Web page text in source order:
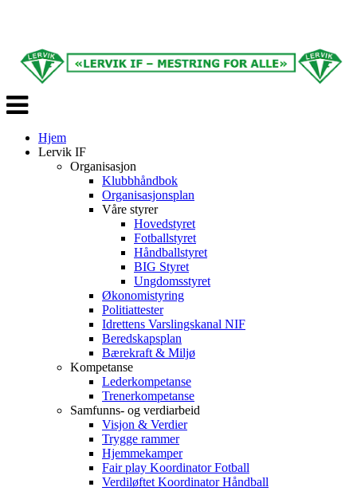
Veksle
navigasjon
Hjem
Lervik IF
Organisasjon
Klubbhåndbok
Organisasjonsplan
Våre styrer
Hovedstyret
Fotballstyret
Håndballstyret
BIG Styret
Ungdomsstyret
Økonomistyring
Politiattester
Idrettens Varslingskanal NIF
Beredskapsplan
Bærekraft & Miljø
Kompetanse
Lederkompetanse
Trenerkompetanse
Samfunns- og verdiarbeid
Visjon & Verdier
Trygge rammer
Hjemmekamper
Fair play Koordinator Fotball
Verdiløftet Koordinator Håndball